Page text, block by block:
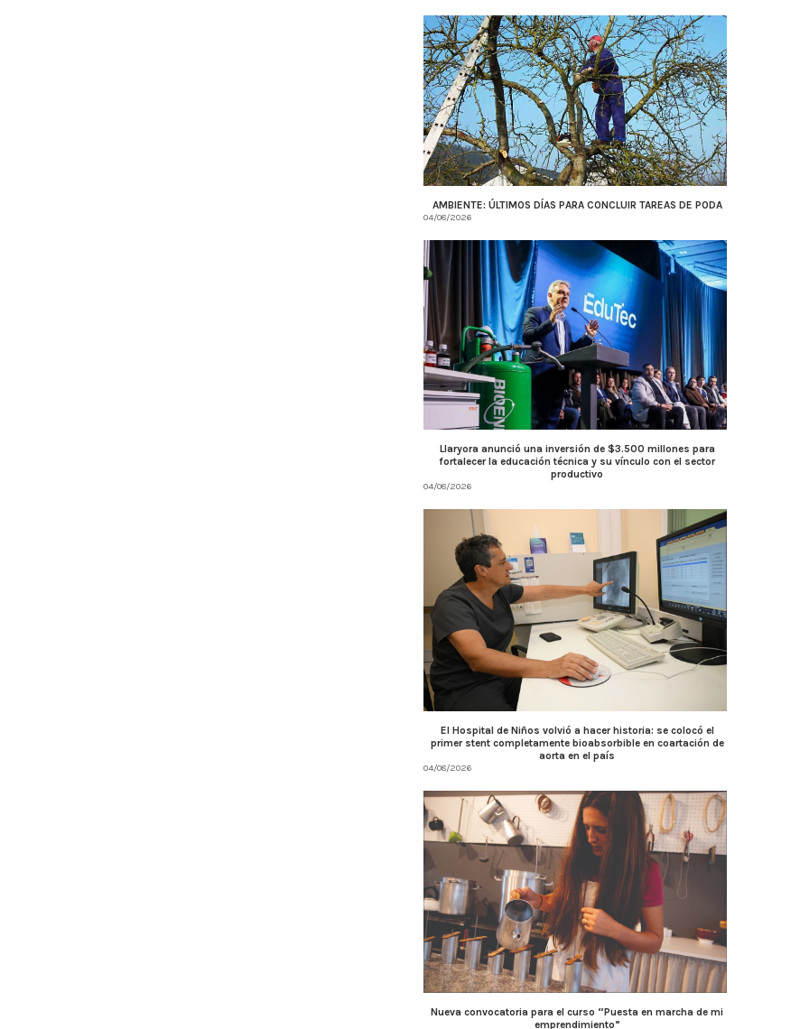
AMBIENTE: ÚLTIMOS DÍAS PARA CONCLUIR TAREAS DE PODA
04/08/2026
Llaryora anunció una inversión de $3.500 millones para
fortalecer la educación técnica y su vínculo con el sector
productivo
04/08/2026
El Hospital de Niños volvió a hacer historia: se colocó el
primer stent completamente bioabsorbible en coartación de
aorta en el país
04/08/2026
Nueva convocatoria para el curso “Puesta en marcha de mi
emprendimiento”